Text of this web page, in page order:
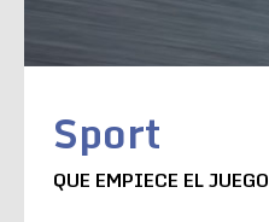
Sport
QUE EMPIECE EL JUEGO